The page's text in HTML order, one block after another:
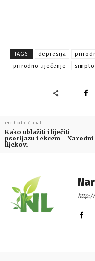
TAGS depresija
prirodno liječenje
Prethodni članak
Kako ublažiti i liječiti
psorijazu i ekcem – Narodni
lijekovi
http://